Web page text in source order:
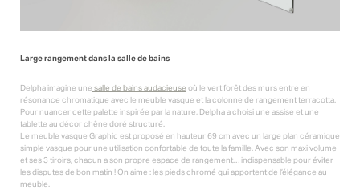
Large rangement dans la salle de bains
Delpha imagine une salle de bains audacieuse où le vert forêt des murs entre en
résonance chromatique avec le meuble vasque et la colonne de rangement terracotta.
Pour nuancer cette palette inspirée par la nature, Delpha a choisi une assise et une
tablette au décor chêne doré structuré.
Le meuble vasque Graphic est proposé en hauteur 69 cm avec un large plan céramique
simple vasque pour une utilisation confortable de toute la famille. Avec son maxi volume
et ses 3 tiroirs, chacun a son propre espace de rangement… indispensable pour éviter
les disputes de bon matin ! On aime : les pieds chromé qui apportent de l’élégance au
meuble.